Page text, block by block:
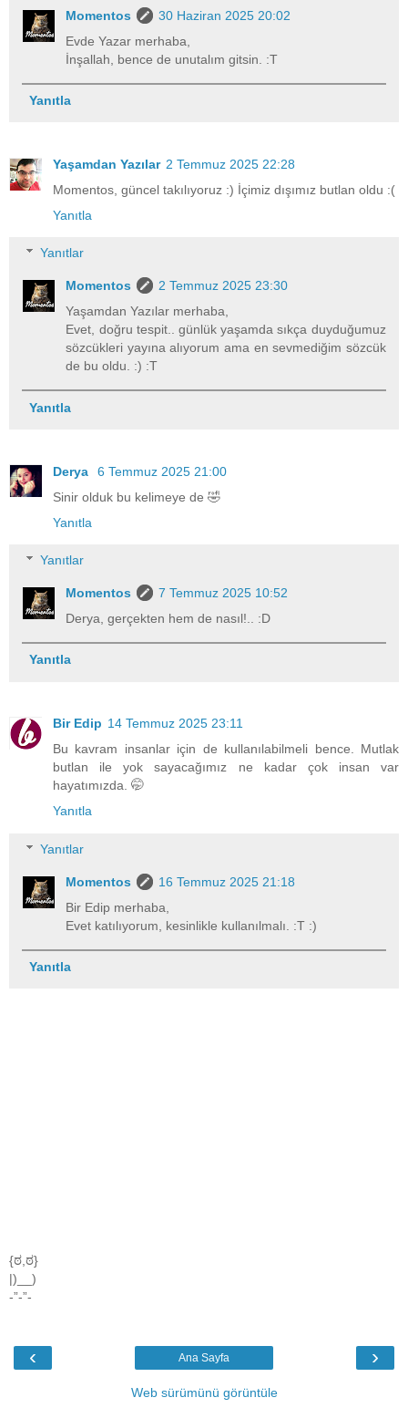
Momentos
30 Haziran 2025 20:02
Evde Yazar merhaba,
İnşallah, bence de unutalım gitsin. :T
Yanıtla
Yaşamdan Yazılar 2 Temmuz 2025 22:28
Momentos, güncel takılıyoruz :) İçimiz dışımız butlan oldu :(
Yanıtla
Yanıtlar
Momentos
2 Temmuz 2025 23:30
Yaşamdan Yazılar merhaba,
Evet, doğru tespit.. günlük yaşamda sıkça duyduğumuz
sözcükleri yayına alıyorum ama en sevmediğim sözcük
de bu oldu. :) :T
Yanıtla
Derya
6 Temmuz 2025 21:00
Sinir olduk bu kelimeye de 🤣
Yanıtla
Yanıtlar
Momentos
7 Temmuz 2025 10:52
Derya, gerçekten hem de nasıl!.. :D
Yanıtla
Bir Edip 14 Temmuz 2025 23:11
Bu kavram insanlar için de kullanılabilmeli bence. Mutlak
butlan ile yok sayacağımız ne kadar çok insan var
hayatımızda. 🤭
Yanıtla
Yanıtlar
Momentos
16 Temmuz 2025 21:18
Bir Edip merhaba,
Evet katılıyorum, kesinlikle kullanılmalı. :T :)
Yanıtla
{ಠ,ಠ}
|)__)
-”-”-
‹ ›
Ana Sayfa
Web sürümünü görüntüle